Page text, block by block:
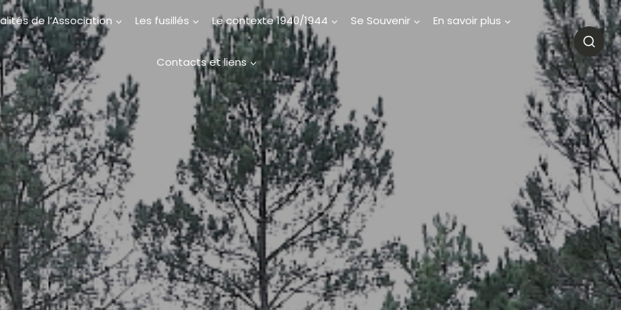
de l’Association Les fusillés Le contexte 1940/1944 Se Souvenir En savoir plus
Contacts et liens